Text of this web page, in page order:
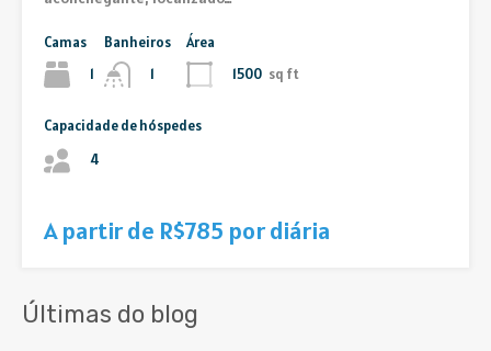
Camas
1
Banheiros
1
Área
1500 sq ft
Capacidade de hóspedes
4
A partir de R$785 por diária
Últimas do blog